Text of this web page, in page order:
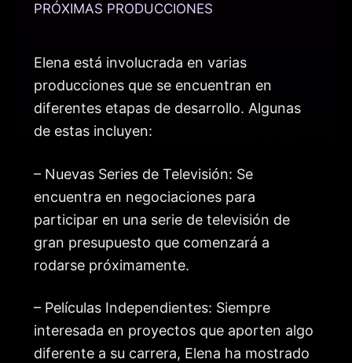
PRÓXIMAS PRODUCCIONES
Elena está involucrada en varias
producciones que se encuentran en
diferentes etapas de desarrollo. Algunas
de estas incluyen:
– Nuevas Series de Televisión: Se
encuentra en negociaciones para
participar en una serie de televisión de
gran presupuesto que comenzará a
rodarse próximamente.
– Películas Independientes: Siempre
interesada en proyectos que aporten algo
diferente a su carrera, Elena ha mostrado